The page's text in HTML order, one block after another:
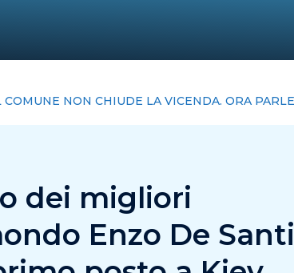
dei migliori
Enzo De
posto a Kiev